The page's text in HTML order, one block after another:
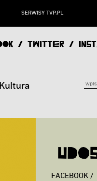
SERWISY TVP.PL
/ TWITTER /
FACEBOOK /